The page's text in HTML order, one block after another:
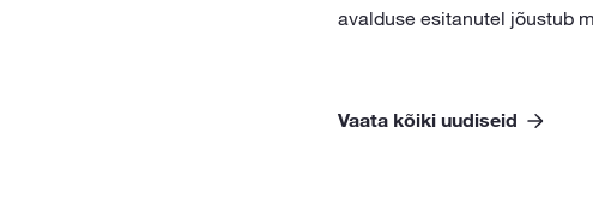
avalduse esitanutel jõustub
Vaata kõiki uudiseid